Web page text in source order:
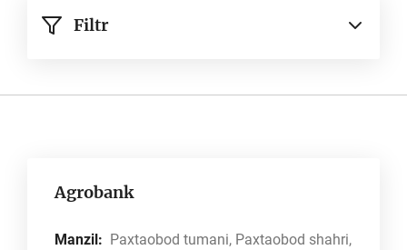
Filtr
Agrobank
Manzil: Paxtaobod tumani, Paxtaobod shahri,